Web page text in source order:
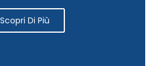
Scopri Di Più